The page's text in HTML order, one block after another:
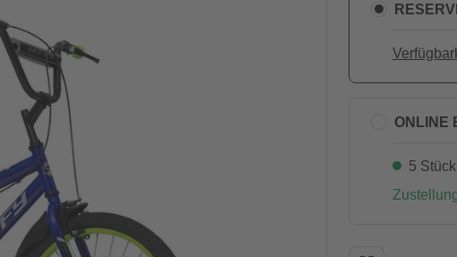
ONLINE
5